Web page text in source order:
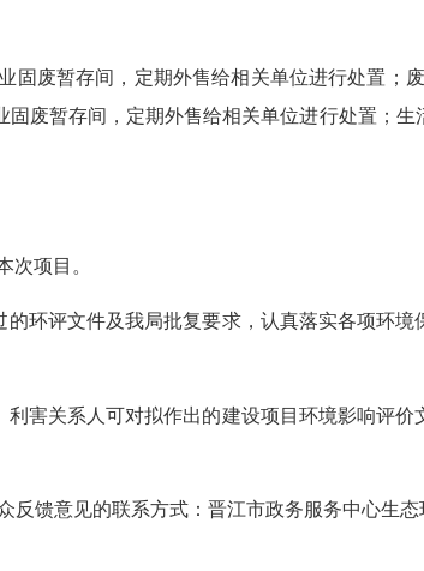
固废暂存间，定期外售给相关单位进行处置；
废暂存间，定期外售给相关单位进行处置；生
次项目。
环评文件及我局批复要求，认真落实各项环境
害关系人可对拟作出的建设项目环境影响评价
反馈意见的联系方式：晋江市政务服务中心生